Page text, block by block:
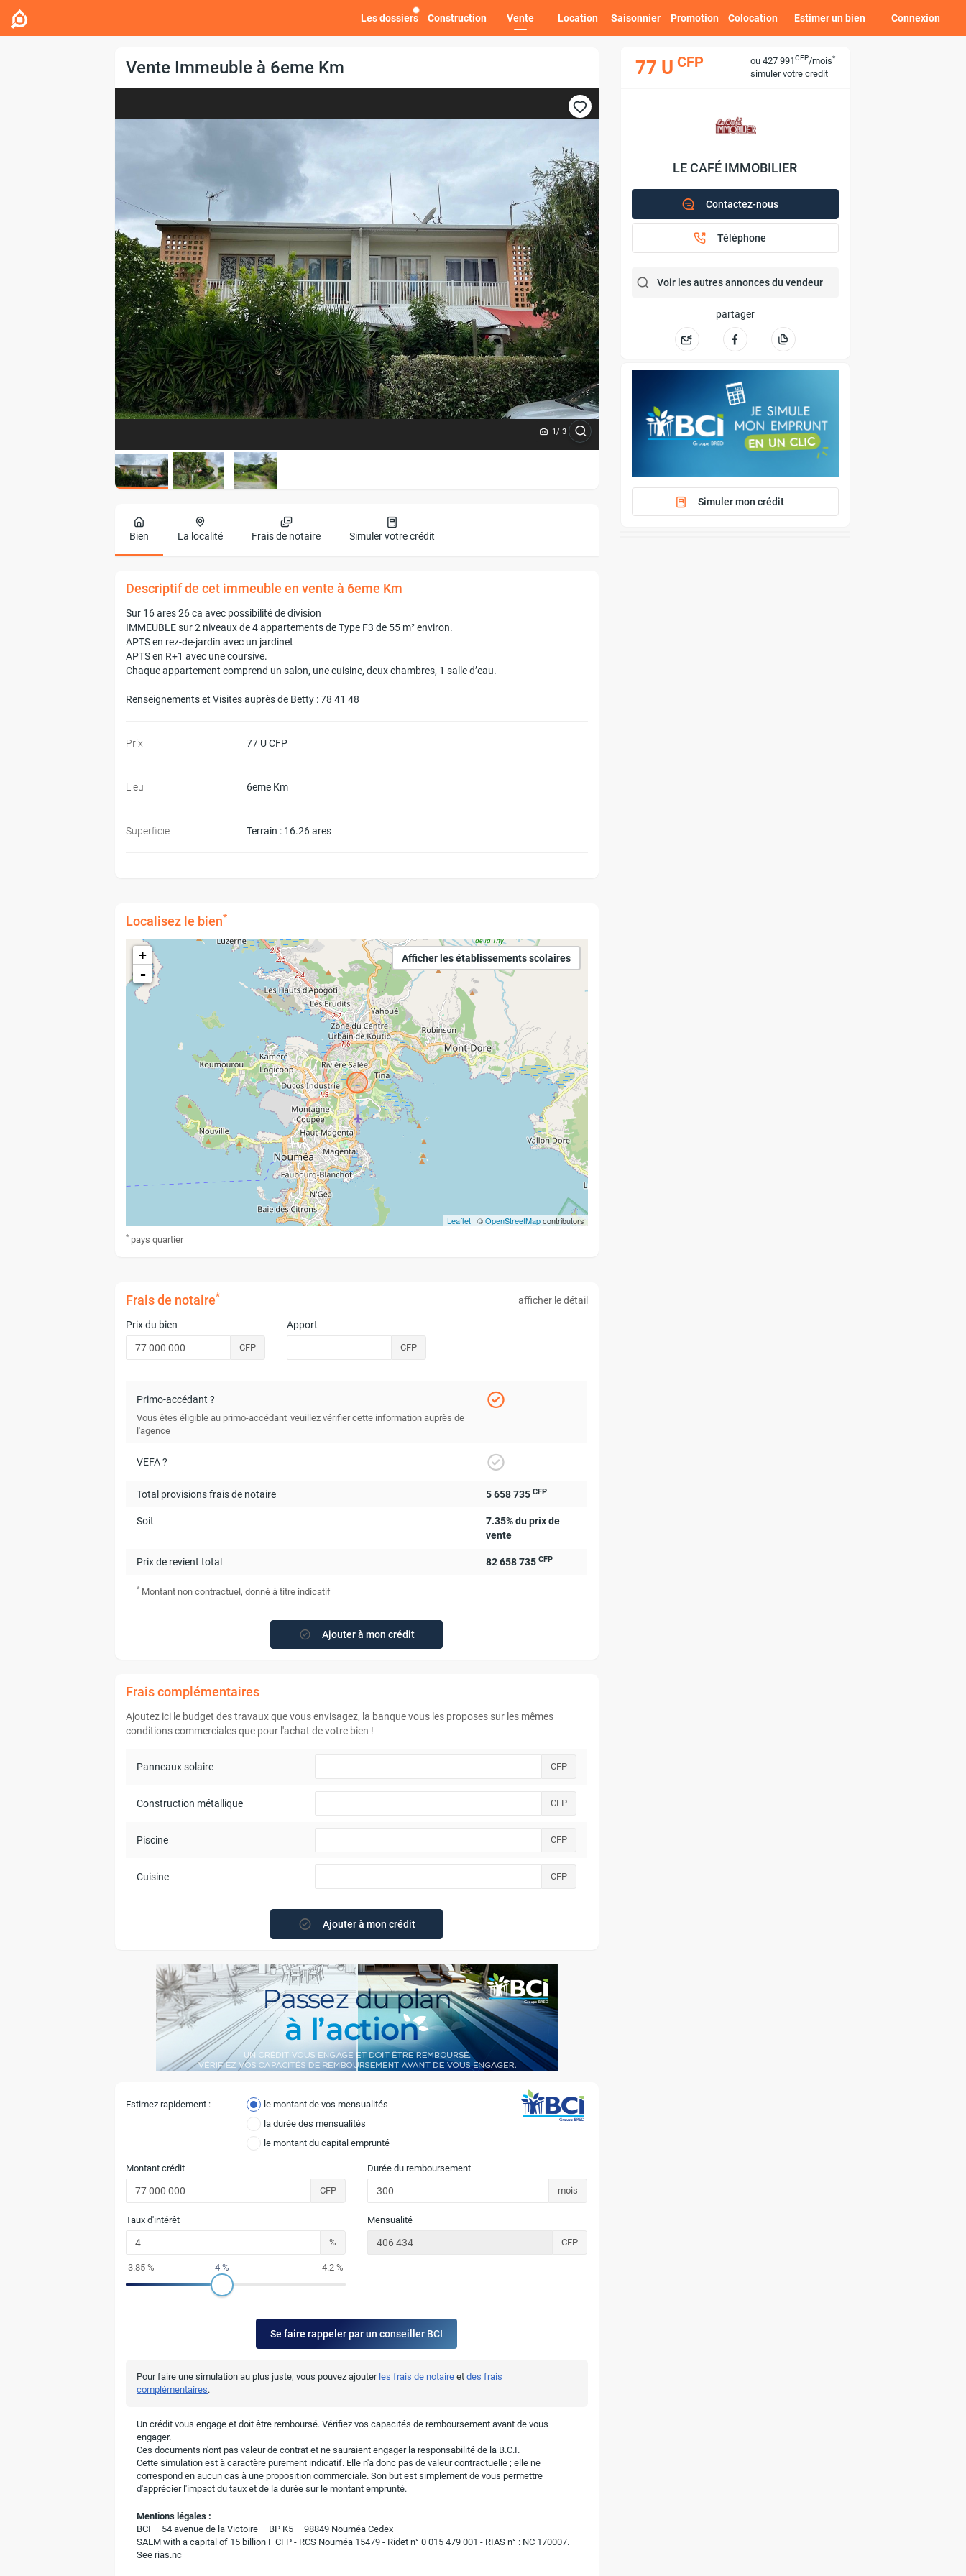
Estimer un bien Connexion
Les dossiers Construction Vente Location Saisonnier Promotion Colocation
Vente Immeuble à 6eme Km
1/ 3
Bien La localité Frais de notaire Simuler votre crédit
Descriptif de cet immeuble en vente à 6eme Km
Sur 16 ares 26 ca avec possibilité de division
IMMEUBLE sur 2 niveaux de 4 appartements de Type F3 de 55 m² environ.
APTS en rez-de-jardin avec un jardinet
APTS en R+1 avec une coursive.
Chaque appartement comprend un salon, une cuisine, deux chambres, 1 salle d’eau.
Renseignements et Visites auprès de Betty : 78 41 48
Prix 77 U CFP
Lieu 6eme Km
Superficie Terrain : 16.26 ares
Localisez le bien*
Afficher les établissements scolaires
+
-
Leaflet| ©OpenStreetMapcontributors
* pays quartier
Frais de notaire* afficher le détail
Prix du bien
CFP
Apport
CFP
Primo-accédant ?
Vous êtes éligible au primo-accédant veuillez vérifier cette information auprès de
l'agence
VEFA ?
Total provisions frais de notaire 5 658 735 CFP
Soit
7.35% du prix de
vente
Prix de revient total 82 658 735 CFP
* Montant non contractuel, donné à titre indicatif
Ajouter à mon crédit
Frais complémentaires
Ajoutez ici le budget des travaux que vous envisagez, la banque vous les proposes sur les mêmes
conditions commerciales que pour l'achat de votre bien !
Panneaux solaire CFP
Construction métallique CFP
Piscine CFP
Cuisine CFP
Ajouter à mon crédit
Estimez rapidement :
le montant de vos mensualités
la durée des mensualités
le montant du capital emprunté
Montant crédit
CFP
Taux d'intérêt
%
3.85 % 4.2 %
4 %
Durée du remboursement
mois
Mensualité
CFP
Se faire rappeler par un conseiller BCI
Pour faire une simulation au plus juste, vous pouvez ajouter les frais de notaire et des frais
complémentaires.
Un crédit vous engage et doit être remboursé. Vérifiez vos capacités de remboursement avant de vous
engager.
Ces documents n'ont pas valeur de contrat et ne sauraient engager la responsabilité de la B.C.I.
Cette simulation est à caractère purement indicatif. Elle n'a donc pas de valeur contractuelle ; elle ne
correspond en aucun cas à une proposition commerciale. Son but est simplement de vous permettre
d'apprécier l'impact du taux et de la durée sur le montant emprunté.
Mentions légales :
BCI – 54 avenue de la Victoire – BP K5 – 98849 Nouméa Cedex
SAEM with a capital of 15 billion F CFP - RCS Nouméa 15479 - Ridet n° 0 015 479 001 - RIAS n° : NC 170007.
See rias.nc
77 U CFP ou 427 991CFP/mois*
simuler votre credit
LE CAFÉ IMMOBILIER
Contactez-nous
Téléphone
Voir les autres annonces du vendeur
partager
Simuler mon crédit